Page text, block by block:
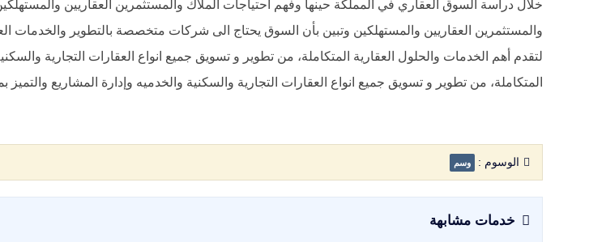
خلال دراسة السوق العقاري في المملكة حينها وفهم احتياجات الملاك والمستثمرين العقاريين
والمستثمرين العقاريين والمستهلكين وتبين بأن السوق يحتاج الى شركات متخصصة بالتطوير والخدمات
لتقدم أهم الخدمات والحلول العقارية المتكاملة، من تطوير و تسويق جميع انواع العقارات التجارية
المتكاملة، من تطوير و تسويق جميع انواع العقارات التجارية والسكنية والخدميه وإدارة المشاريع
الوسوم : وسم
خدمات مشابهة